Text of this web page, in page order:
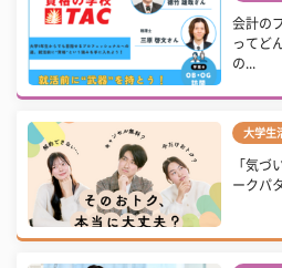
会計の
ってど
の...
大学生
「気づ
ークパ